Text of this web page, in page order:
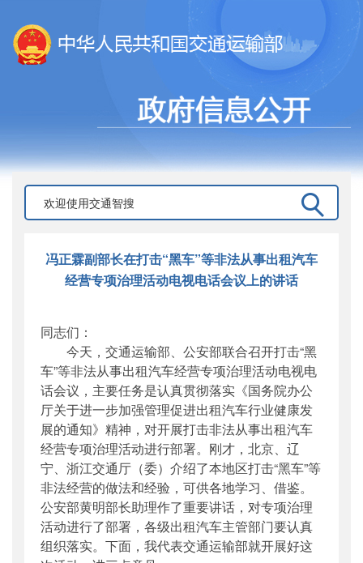
冯正霖副部长在打击“黑车”等非法从事出租汽车
经营专项治理活动电视电话会议上的讲话
同志们：
今天，交通运输部、公安部联合召开打击“黑
车”等非法从事出租汽车经营专项治理活动电视电
话会议，主要任务是认真贯彻落实《国务院办公
厅关于进一步加强管理促进出租汽车行业健康发
展的通知》精神，对开展打击非法从事出租汽车
经营专项治理活动进行部署。刚才，北京、辽
宁、浙江交通厅（委）介绍了本地区打击“黑车”等
非法经营的做法和经验，可供各地学习、借鉴。
公安部黄明部长助理作了重要讲话，对专项治理
活动进行了部署，各级出租汽车主管部门要认真
组织落实。下面，我代表交通运输部就开展好这